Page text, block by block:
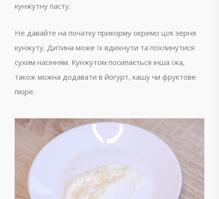
кунжутну пасту.
Не давайте на початку прикорму окремо цілі зерня
кунжуту. Дитина може їх вдихнути та похлинутися
сухим насінням. Кунжутом посипається інша їжа,
також можна додавати в йогурт, кашу чи фруктове
пюре.